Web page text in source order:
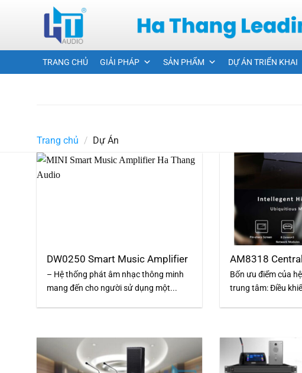
TRANG CHỦ GIẢI PHÁP SẢN PHẨM DỰ ÁN TRIỂN KHAI
Trang chủ / Dự Án
DW0250 Smart Music Amplifier
– Hệ thống phát âm nhạc thông minh
mang đến cho người sử dụng một...
AM8318
Bốn ưu điểm của
trung tâm: Điều